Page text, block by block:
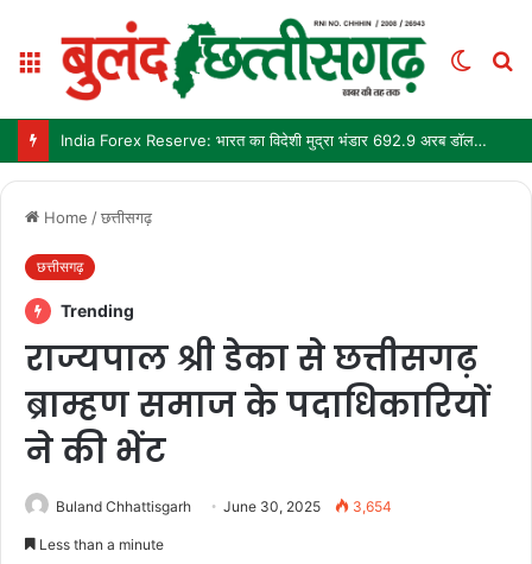
Menu
Switch
India Forex Reserve: भारत का विदेशी मुद्रा भंडार 692.9 अरब डॉलर पहुंचा, छह महीने में सबसे बड़ी साप्ताहिक बढ़त
Home /छत्तीसगढ़
छत्तीसगढ़
Trending
राज्यपाल श्री डेका से छत्तीसगढ़
ब्राम्हण समाज के पदाधिकारियों
ने की भेेंट
Buland Chhattisgarh June 30, 2025 3,654
Less than a minute